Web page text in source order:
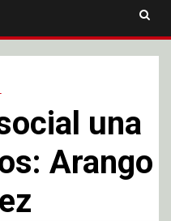
una
Arango